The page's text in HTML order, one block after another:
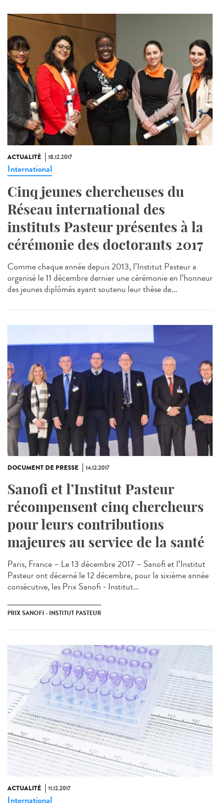
ACTUALITÉ 18.12.2017
International
Cinq jeunes chercheuses du
Réseau international des
instituts Pasteur présentes à la
cérémonie des doctorants 2017
Comme chaque année depuis 2013, l’Institut Pasteur a
organisé le 11 décembre dernier une cérémonie en l’honneur
des jeunes diplômés ayant soutenu leur thèse de...
DOCUMENT DE PRESSE 14.12.2017
Sanofi et l’Institut Pasteur
récompensent cinq chercheurs
pour leurs contributions
majeures au service de la santé
Paris, France – Le 13 décembre 2017 – Sanofi et l’Institut
Pasteur ont décerné le 12 décembre, pour la sixième année
consécutive, les Prix Sanofi - Institut...
PRIX SANOFI - INSTITUT PASTEUR
ACTUALITÉ 11.12.2017
International